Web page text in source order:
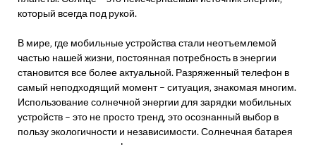
который всегда под рукой.
В мире‚ где мобильные устройства стали неотъемлемой
частью нашей жизни‚ постоянная потребность в энергии
становится все более актуальной. Разряженный телефон в
самый неподходящий момент – ситуация‚ знакомая многим.
Использование солнечной энергии для зарядки мобильных
устройств – это не просто тренд‚ это осознанный выбор в
пользу экологичности и независимости. Солнечная батарея